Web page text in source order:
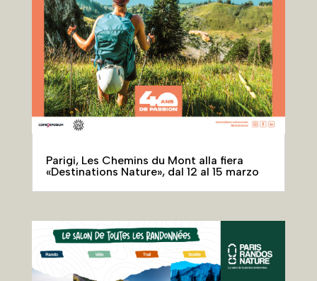
Parigi, Les Chemins du Mont alla fiera
«Destinations Nature», dal 12 al 15 marzo